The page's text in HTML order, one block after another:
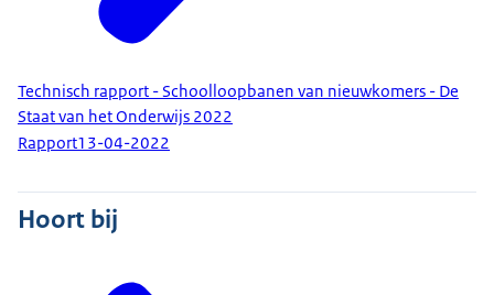
Technisch rapport - Schoolloopbanen van nieuwkomers - De
Staat van het Onderwijs 2022
Rapport13-04-2022
Hoort bij